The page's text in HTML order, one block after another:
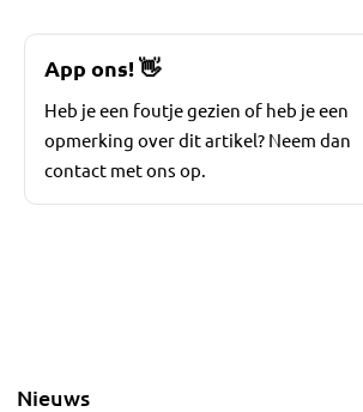
App ons!👋
Heb je een foutje gezien of heb je een
opmerking over dit artikel? Neem dan
contact met ons op.
Nieuws